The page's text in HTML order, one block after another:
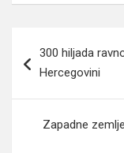
članaka
300 hiljada
Hercegovini
Zapadne